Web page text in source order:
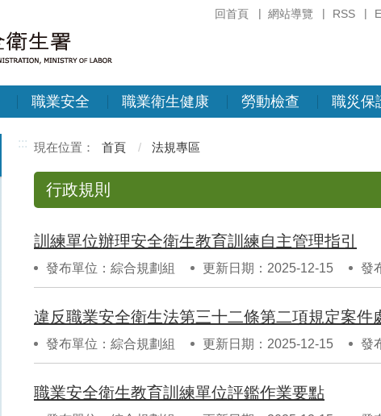
回首頁 網站導覽 RSS
職業安全 職業衛生健康 勞動檢查 職災保
::: 首頁 法規專區
行政規則
訓練單位辦理安全衛生教育訓練自主管理指引
發布單位：綜合規劃組 更新日期：2025-12-15 發
違反職業安全衛生法第三十二條第二項規定案件
發布單位：綜合規劃組 更新日期：2025-12-15 發
職業安全衛生教育訓練單位評鑑作業要點